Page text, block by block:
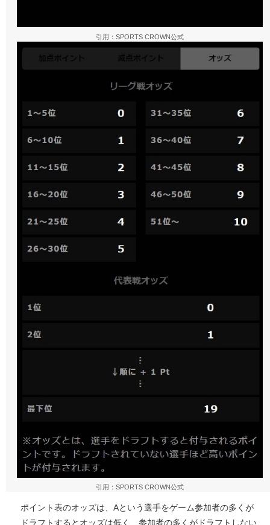
引用：SPORTS CROWN公式
引用：SPORTS CROWN公式
ポイント表のオッズは、Aという選手をゲーム参加者の多くが
ドラフトするとオッズは低く、参加者の多くがドラフトしない